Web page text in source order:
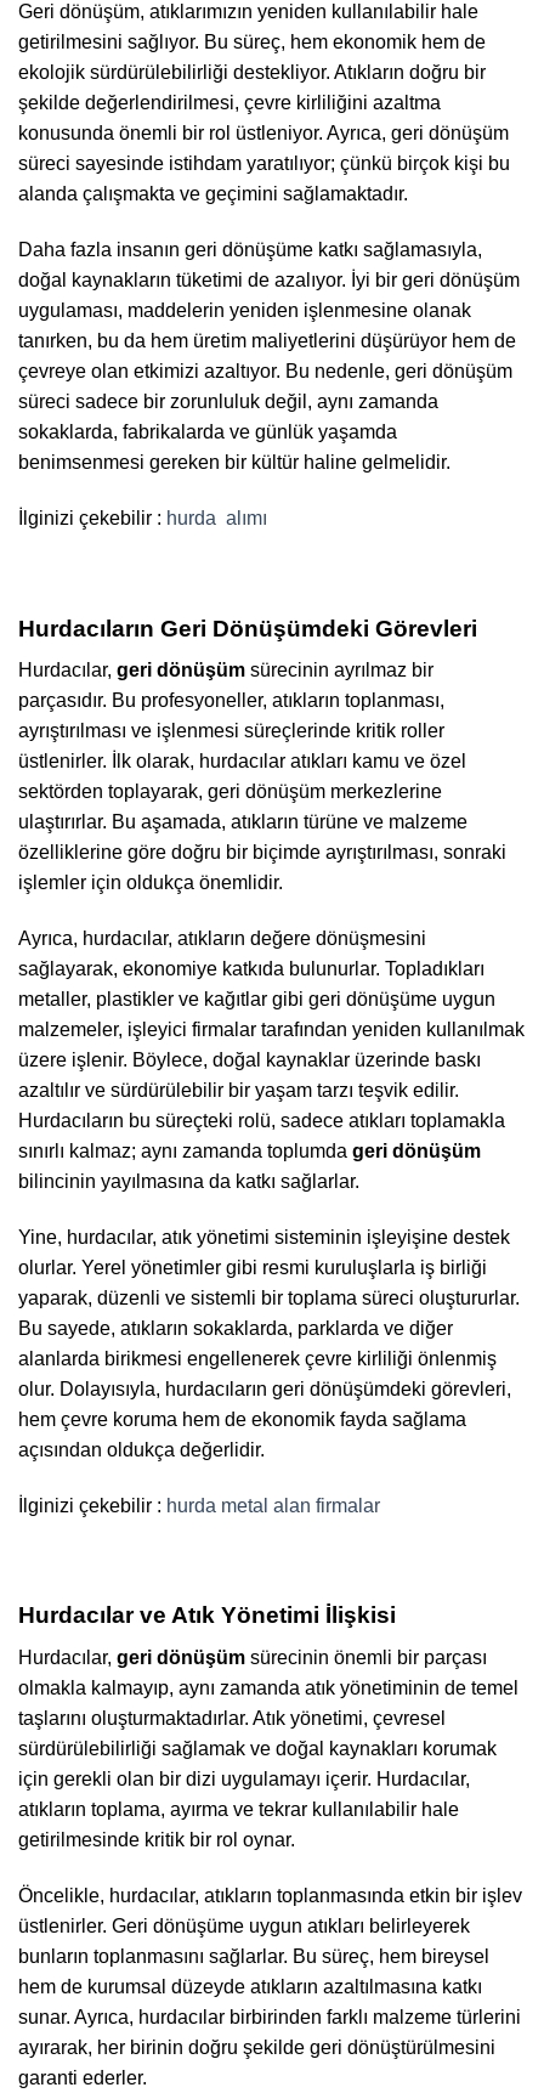
Geri dönüşüm, atıklarımızın yeniden kullanılabilir hale
getirilmesini sağlıyor. Bu süreç, hem ekonomik hem de
ekolojik sürdürülebilirliği destekliyor. Atıkların doğru bir
şekilde değerlendirilmesi, çevre kirliliğini azaltma
konusunda önemli bir rol üstleniyor. Ayrıca, geri dönüşüm
süreci sayesinde istihdam yaratılıyor; çünkü birçok kişi bu
alanda çalışmakta ve geçimini sağlamaktadır.
Daha fazla insanın geri dönüşüme katkı sağlamasıyla,
doğal kaynakların tüketimi de azalıyor. İyi bir geri dönüşüm
uygulaması, maddelerin yeniden işlenmesine olanak
tanırken, bu da hem üretim maliyetlerini düşürüyor hem de
çevreye olan etkimizi azaltıyor. Bu nedenle, geri dönüşüm
süreci sadece bir zorunluluk değil, aynı zamanda
sokaklarda, fabrikalarda ve günlük yaşamda
benimsenmesi gereken bir kültür haline gelmelidir.
İlginizi çekebilir : hurda alımı
Hurdacıların Geri Dönüşümdeki Görevleri
Hurdacılar, geri dönüşüm sürecinin ayrılmaz bir
parçasıdır. Bu profesyoneller, atıkların toplanması,
ayrıştırılması ve işlenmesi süreçlerinde kritik roller
üstlenirler. İlk olarak, hurdacılar atıkları kamu ve özel
sektörden toplayarak, geri dönüşüm merkezlerine
ulaştırırlar. Bu aşamada, atıkların türüne ve malzeme
özelliklerine göre doğru bir biçimde ayrıştırılması, sonraki
işlemler için oldukça önemlidir.
Ayrıca, hurdacılar, atıkların değere dönüşmesini
sağlayarak, ekonomiye katkıda bulunurlar. Topladıkları
metaller, plastikler ve kağıtlar gibi geri dönüşüme uygun
malzemeler, işleyici firmalar tarafından yeniden kullanılmak
üzere işlenir. Böylece, doğal kaynaklar üzerinde baskı
azaltılır ve sürdürülebilir bir yaşam tarzı teşvik edilir.
Hurdacıların bu süreçteki rolü, sadece atıkları toplamakla
sınırlı kalmaz; aynı zamanda toplumda geri dönüşüm
bilincinin yayılmasına da katkı sağlarlar.
Yine, hurdacılar, atık yönetimi sisteminin işleyişine destek
olurlar. Yerel yönetimler gibi resmi kuruluşlarla iş birliği
yaparak, düzenli ve sistemli bir toplama süreci oluştururlar.
Bu sayede, atıkların sokaklarda, parklarda ve diğer
alanlarda birikmesi engellenerek çevre kirliliği önlenmiş
olur. Dolayısıyla, hurdacıların geri dönüşümdeki görevleri,
hem çevre koruma hem de ekonomik fayda sağlama
açısından oldukça değerlidir.
İlginizi çekebilir : hurda metal alan firmalar
Hurdacılar ve Atık Yönetimi İlişkisi
Hurdacılar, geri dönüşüm sürecinin önemli bir parçası
olmakla kalmayıp, aynı zamanda atık yönetiminin de temel
taşlarını oluşturmaktadırlar. Atık yönetimi, çevresel
sürdürülebilirliği sağlamak ve doğal kaynakları korumak
için gerekli olan bir dizi uygulamayı içerir. Hurdacılar,
atıkların toplama, ayırma ve tekrar kullanılabilir hale
getirilmesinde kritik bir rol oynar.
Öncelikle, hurdacılar, atıkların toplanmasında etkin bir işlev
üstlenirler. Geri dönüşüme uygun atıkları belirleyerek
bunların toplanmasını sağlarlar. Bu süreç, hem bireysel
hem de kurumsal düzeyde atıkların azaltılmasına katkı
sunar. Ayrıca, hurdacılar birbirinden farklı malzeme türlerini
ayırarak, her birinin doğru şekilde geri dönüştürülmesini
garanti ederler.